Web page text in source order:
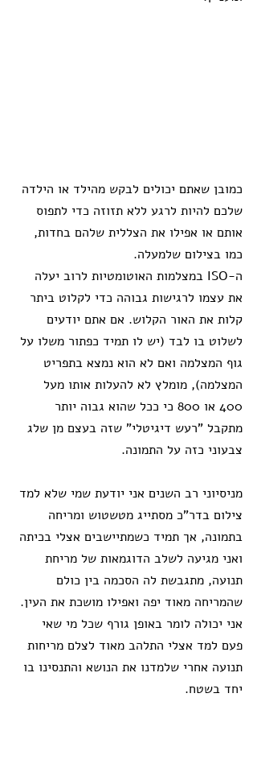
כמובן שאתם יכולים לבקש מהילד או הילדה
שלכם להיות לרגע ללא תזוזה כדי לתפוס
אותם או אפילו את הצללית שלהם בחדות,
כמו בצילום שלמעלה.
ה-ISO במצלמות האוטומטיות לרוב יעלה
את עצמו לרגישות גבוהה כדי לקלוט ביתר
קלות את האור הקלוש. אם אתם יודעים
לשלוט בו לבד (יש לו תמיד כפתור משלו על
גוף המצלמה ואם לא הוא נמצא בתפריט
המצלמה), מומלץ לא להעלות אותו מעל
400 או 800 כי ככל שהוא גבוה יותר
מתקבל "רעש דיגיטלי" שזה בעצם מן שלג
צבעוני כזה על התמונה.
מניסיוני רב השנים אני יודעת שמי שלא למד
צילום בדר"כ מסתייג מטשטוש ומריחה
בתמונה, אך תמיד כשמתיישבים אצלי בכיתה
ואני מגיעה לשלב הדוגמאות של מריחת
תנועה, מתגבשת לה הסכמה בין כולם
שהמריחה מאוד יפה ואפילו מושכת את העין.
אני יכולה לומר באופן גורף שכל מי שאי
פעם למד אצלי התלהב מאוד לצלם מריחות
תנועה אחרי שלמדנו את הנושא והתנסינו בו
יחד בשטח.